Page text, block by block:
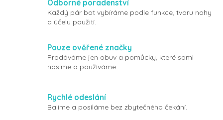
Odborné poradenství
Každý pár bot vybíráme podle funkce, tvaru nohy
a účelu použití.
Pouze ověřené značky
Prodáváme jen obuv a pomůcky, které sami
nosíme a používáme.
Rychlé odeslání
Balíme a posíláme bez zbytečného čekání.